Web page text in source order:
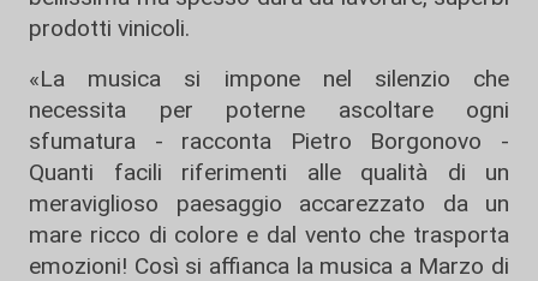
prodotti vinicoli.
«La musica si impone nel silenzio che
necessita per poterne ascoltare ogni
sfumatura - racconta Pietro Borgonovo -
Quanti facili riferimenti alle qualità di un
meraviglioso paesaggio accarezzato da un
mare ricco di colore e dal vento che trasporta
emozioni! Così si affianca la musica a Marzo di